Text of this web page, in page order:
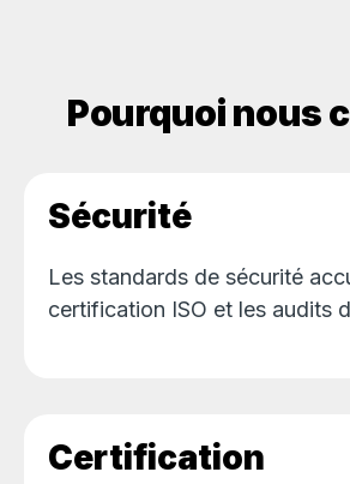
Pourquoi nous
Sécurité
Les standards de sécurité
certification ISO et les audits
Certification